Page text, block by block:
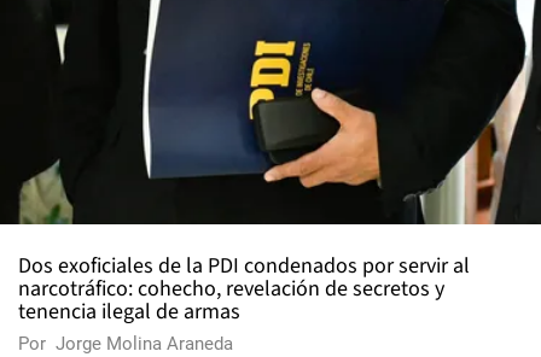
Dos exoficiales de la PDI condenados por servir al
narcotráfico: cohecho, revelación de secretos y
tenencia ilegal de armas
Por Jorge Molina Araneda